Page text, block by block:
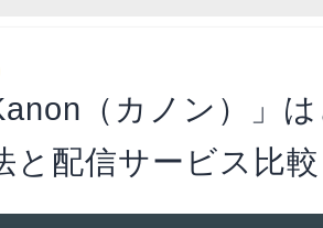
（カノン）」
と配信サービス比較